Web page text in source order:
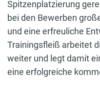
Spitzenplatzierung
bei den Bewerben
und eine erfreuliche
Trainingsfleiß arbeitet
weiter und legt damit
eine erfolgreiche